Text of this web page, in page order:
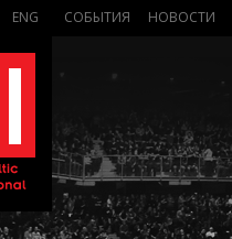
ENG СОБЫТИЯ НОВОСТИ